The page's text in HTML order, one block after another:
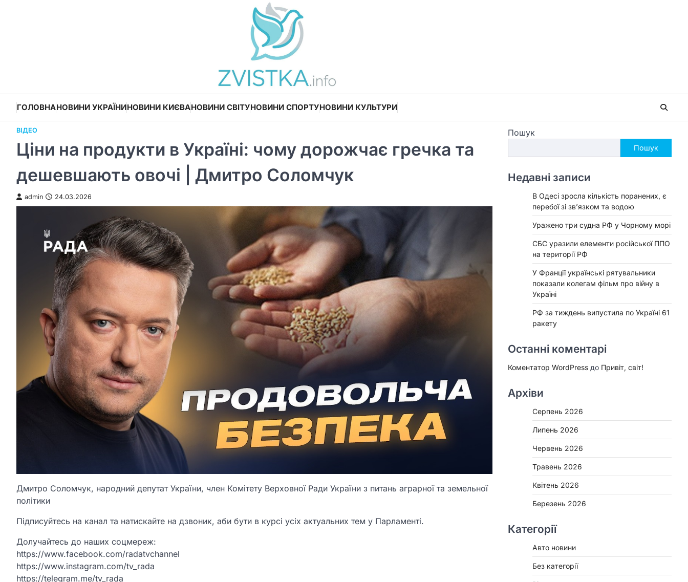
ГОЛОВНАНОВИНИ УКРАЇНИНОВИНИ КИЄВАНОВИНИ СВІТУНОВИНИ СПОРТУНОВИНИ КУЛЬТУРИ
ВІДЕО
Ціни на продукти в Україні: чому дорожчає гречка та
дешевшають овочі | Дмитро Соломчук
admin 24.03.2026
Дмитро Соломчук, народний депутат України, член Комітету Верховної Ради України з питань аграрної та земельної
політики
Підписуйтесь на канал та натискайте на дзвоник, аби бути в курсі усіх актуальних тем у Парламенті.
Долучайтесь до наших соцмереж:
https://www.facebook.com/radatvchannel
https://www.instagram.com/tv_rada
https://telegram.me/tv_rada
Пошук
Пошук
Недавні записи
В Одесі зросла кількість поранених, є
перебої зі зв’язком та водою
Уражено три судна РФ у Чорному морі
СБС уразили елементи російської ППО
на території РФ
У Франції українські рятувальники
показали колегам фільм про війну в
Україні
РФ за тиждень випустила по Україні 61
ракету
Останні коментарі
Коментатор WordPress до Привіт, світ!
Архіви
Серпень 2026
Липень 2026
Червень 2026
Травень 2026
Квітень 2026
Березень 2026
Категорії
Авто новини
Без категорії